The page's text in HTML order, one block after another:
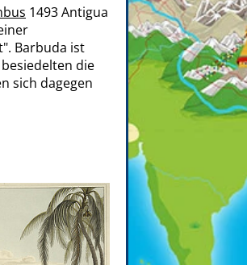
1493 Antigua
Barbuda ist
die
sich dagegen